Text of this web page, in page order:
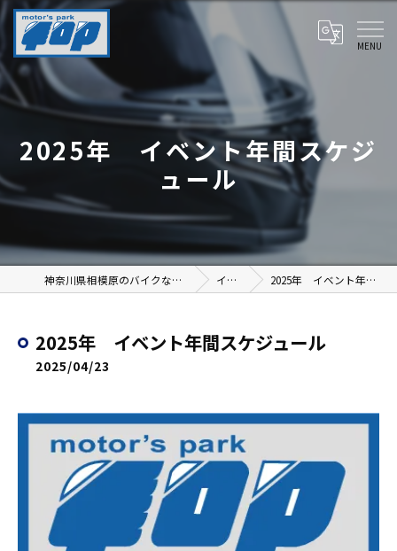
2025年 イベント年間スケジ
ュール
神奈川県相模原のバイクならmotor's park TOP イベント 2025年 イベント年間スケジュール
2025年 イベント年間スケジュール
2025/04/23